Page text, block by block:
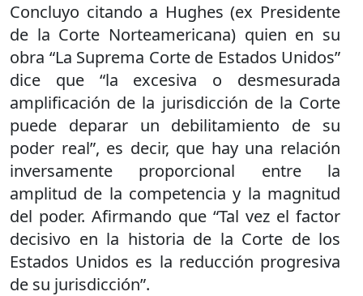
Concluyo citando a Hughes (ex Presidente
de la Corte Norteamericana) quien en su
obra “La Suprema Corte de Estados Unidos”
dice que “la excesiva o desmesurada
amplificación de la jurisdicción de la Corte
puede deparar un debilitamiento de su
poder real”, es decir, que hay una relación
inversamente proporcional entre la
amplitud de la competencia y la magnitud
del poder. Afirmando que “Tal vez el factor
decisivo en la historia de la Corte de los
Estados Unidos es la reducción progresiva
de su jurisdicción”.